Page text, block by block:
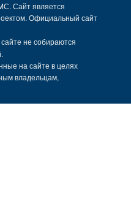
Сайт является
Официальный сайт
не собираются
на сайте в целях
владельцам,